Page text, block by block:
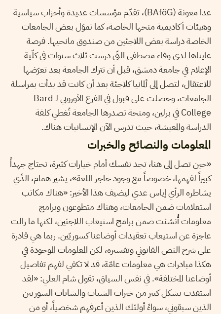
عدا معونة (BAföG)، تقدّم مؤسسات عديدة وأحزاب سياسية
وهيئات أكاديمية منحها الخاصة، كما تموّل بعض الجامعات
الخاصة دراسة بعض اللاجئين من صندوق مانحيها. فرصة
عايناها لدى وفاء مصطفى التّي درست ثلاث سنوات في كلّية
الإعلام في جامعة دمشق، قبل أن تترك الجامعة بعد تعرّضها
للاعتقال، لتصل إلى ألمانيا كلاجئة بعد أن كانت قد بدأت بمراسلة
الجامعات، وحصلت على قبول في الفرع الأوروبي لـ Bard
College في برلين، ومنحة تصدرها الجامعة تُغطي كلفة
الدراسة والمعيشة، حيث تدرس الآن الإنسانيات هناك.
المعلومات والنصائح والخبرات
«حين تصل إلى هنا، تجد نفسك أمام خيارات كثيرة، تحتاج جهداً
كبيراً لفهمها، خصوصاً مع وجود حاجز اللغة»، يشير همام، الذّي
يشاطره الرأي إياس عدي ليضيف هذا الأخير: «هناك مكاتب
استعلامات ضمن الجامعات، وهناك متطوعون وبرامج
معلومات أُنشئت ضمن برامج استيعاب اللاجئين، لكنها ما زالت
عاجزة عن استيعاب تعقيدات أوضاعنا كسوريّين. ربما هي قادرة
على شرح النص القانوني وتفسيره، لكن المعلومات الموجودة في
هكذا مبادرات هي معلومات عامّة، قد لا تكفي لفهم تفاصيل
أوضاعنا المختلفة». في نفس السياق، تقول شام العلي: «لقد
استفدت بشكل كبير من خبرات الشباب والشابات السوريين
الذين سبقوني، سواءً أولئك الذين أعرفهم شخصياً، أو من